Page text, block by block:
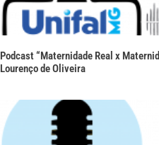
Podcast “Maternidade Real x
Lourenço de Oliveira